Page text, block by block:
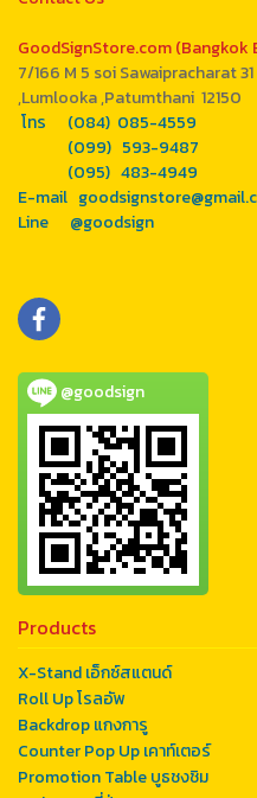
GoodSignStore.com (Bangkok
7/166 M 5 soi Sawaipracharat
,Lumlooka ,Patumthani 12150
โทร (084) 085-4559
(099) 593-9487
(095) 483-4949
E-mail
Line @goodsign
@goodsign
Products
X-Stand เอ็กซ์สแตนด์
Roll Up โรลอัพ
Backdrop แกงการู
Counter Pop Up เคาท์เตอร์
Promotion Table บูธชงชิม